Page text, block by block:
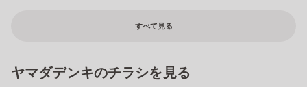
すべて見る
ヤマダデンキのチラシを見る